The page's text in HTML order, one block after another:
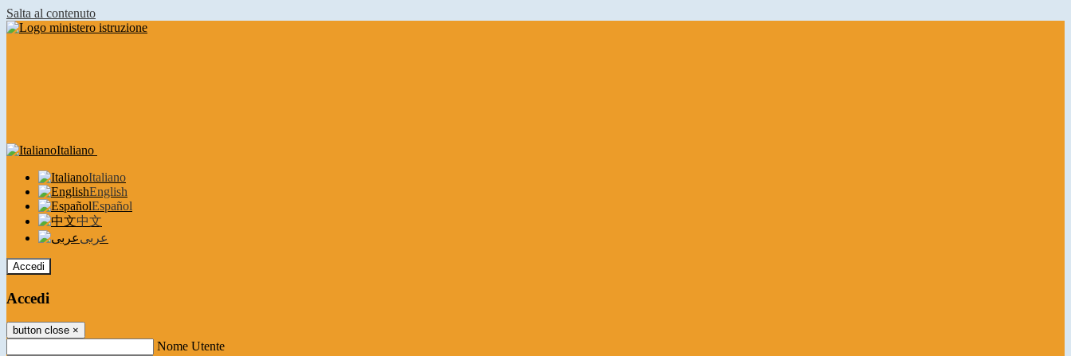
Salta al contenuto
Italiano
Italiano
English
Español
中文
عربى
Accedi
Accedi
button close ×
Nome Utente